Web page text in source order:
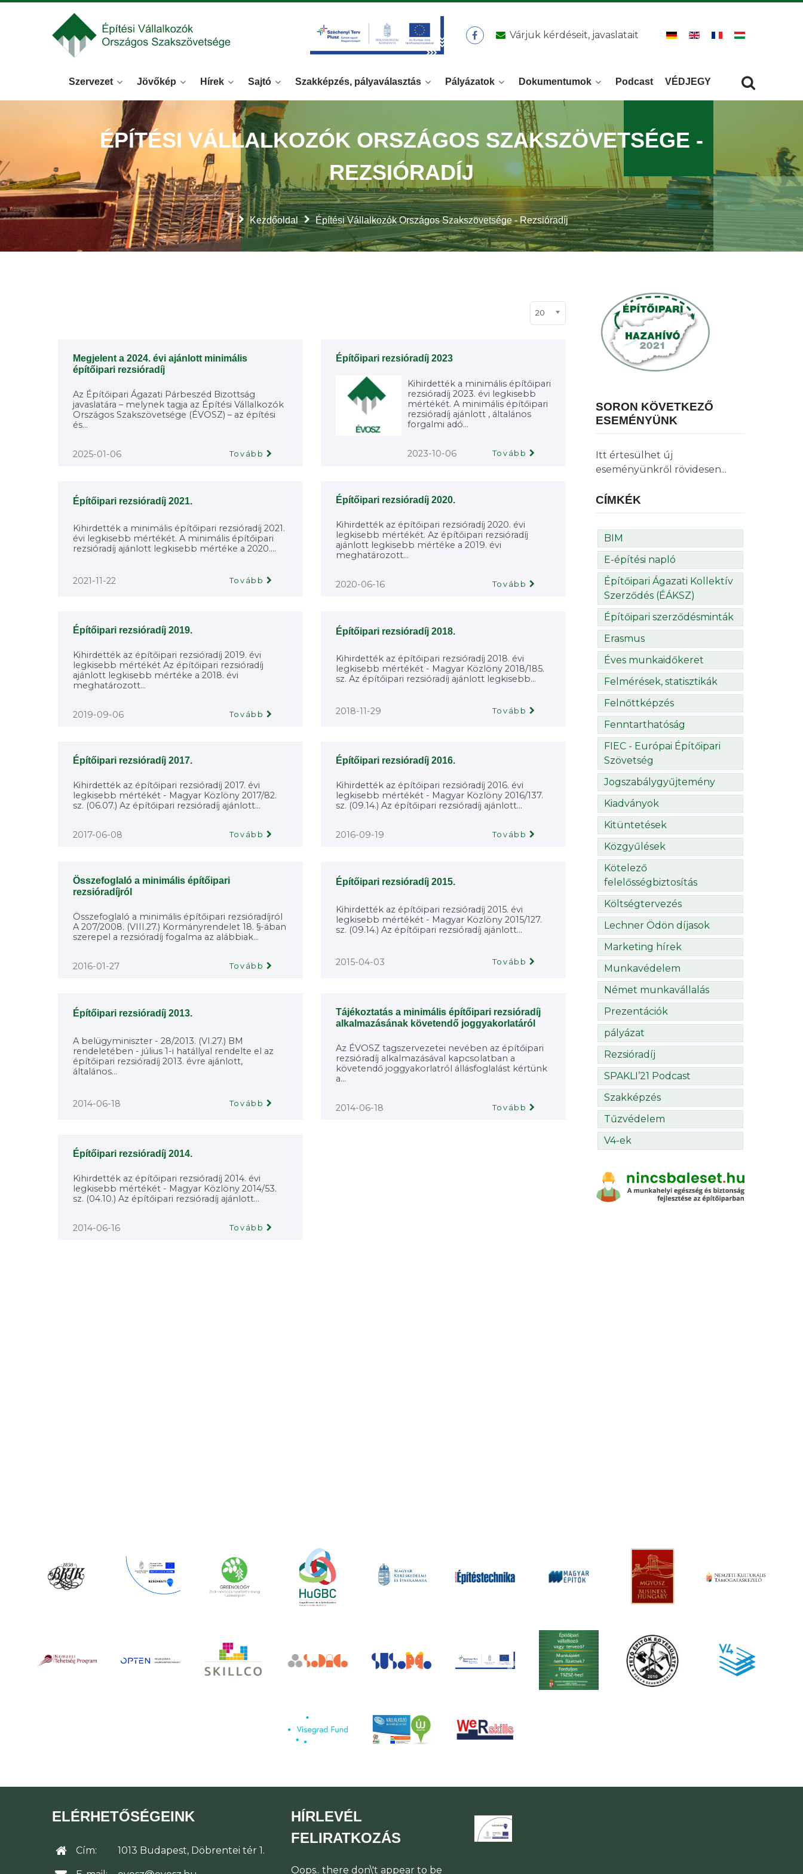
Várjuk kérdéseit, javaslatait
Szervezet Jövőkép Hírek Sajtó Szakképzés, pályaválasztás Pályázatok Dokumentumok Podcast VÉDJEGY
Kezdőoldal Építési Vállalkozók Országos Szakszövetsége - Rezsióradíj
ÉPÍTÉSI VÁLLALKOZÓK ORSZÁGOS SZAKSZÖVETSÉGE -
REZSIÓRADÍJ
Tételek #
20
Megjelent a 2024. évi ajánlott minimális
építőipari rezsióradíj
Az Építőipari Ágazati Párbeszéd Bizottság
javaslatára – melynek tagja az Építési Vállalkozók
Országos Szakszövetsége (ÉVOSZ) – az építési
és...
2025-01-06 Tovább
Építőipari rezsióradíj 2023
Kihirdették a minimális építőipari
rezsióradíj 2023. évi legkisebb
mértékét. A minimális építőipari
rezsióradíj ajánlott , általános
forgalmi adó...
2023-10-06 Tovább
Építőipari rezsióradíj 2021.
Kihirdették a minimális építőipari rezsióradíj 2021.
évi legkisebb mértékét. A minimális építőipari
rezsióradíj ajánlott legkisebb mértéke a 2020....
2021-11-22 Tovább
Építőipari rezsióradíj 2020.
Kihirdették az építőipari rezsióradíj 2020. évi
legkisebb mértékét. Az építőipari rezsióradíj
ajánlott legkisebb mértéke a 2019. évi
meghatározott...
2020-06-16 Tovább
Építőipari rezsióradíj 2019.
Kihirdették az építőipari rezsióradíj 2019. évi
legkisebb mértékét Az építőipari rezsióradíj
ajánlott legkisebb mértéke a 2018. évi
meghatározott...
2019-09-06 Tovább
Építőipari rezsióradíj 2018.
Kihirdették az építőipari rezsióradíj 2018. évi
legkisebb mértékét - Magyar Közlöny 2018/185.
sz. Az építőipari rezsióradíj ajánlott legkisebb...
2018-11-29 Tovább
Építőipari rezsióradíj 2017.
Kihirdették az építőipari rezsióradíj 2017. évi
legkisebb mértékét - Magyar Közlöny 2017/82.
sz. (06.07.) Az építőipari rezsióradíj ajánlott...
2017-06-08 Tovább
Építőipari rezsióradíj 2016.
Kihirdették az építőipari rezsióradíj 2016. évi
legkisebb mértékét - Magyar Közlöny 2016/137.
sz. (09.14.) Az építőipari rezsióradíj ajánlott...
2016-09-19 Tovább
Összefoglaló a minimális építőipari
rezsióradíjról
Összefoglaló a minimális építőipari rezsióradíjról
A 207/2008. (VIII.27.) Kormányrendelet 18. §-ában
szerepel a rezsióradíj fogalma az alábbiak...
2016-01-27 Tovább
Építőipari rezsióradíj 2015.
Kihirdették az építőipari rezsióradíj 2015. évi
legkisebb mértékét - Magyar Közlöny 2015/127.
sz. (09.14.) Az építőipari rezsióradíj ajánlott...
2015-04-03 Tovább
Építőipari rezsióradíj 2013.
A belügyminiszter - 28/2013. (VI.27.) BM
rendeletében - július 1-i hatállyal rendelte el az
építőipari rezsióradíj 2013. évre ajánlott,
általános...
2014-06-18 Tovább
Tájékoztatás a minimális építőipari rezsióradíj
alkalmazásának követendő joggyakorlatáról
Az ÉVOSZ tagszervezetei nevében az építőipari
rezsióradíj alkalmazásával kapcsolatban a
követendő joggyakorlatról állásfoglalást kértünk
a...
2014-06-18 Tovább
Építőipari rezsióradíj 2014.
Kihirdették az építőipari rezsióradíj 2014. évi
legkisebb mértékét - Magyar Közlöny 2014/53.
sz. (04.10.) Az építőipari rezsióradíj ajánlott...
2014-06-16 Tovább
SORON KÖVETKEZŐ
ESEMÉNYÜNK
Itt értesülhet új
eseményünkről rövidesen...
CÍMKÉK
BIM
E-építési napló
Építőipari Ágazati Kollektív
Szerződés (ÉÁKSZ)
Építőipari szerződésminták
Erasmus
Éves munkaidőkeret
Felmérések, statisztikák
Felnőttképzés
Fenntarthatóság
FIEC - Európai Építőipari
Szövetség
Jogszabálygyűjtemény
Kiadványok
Kitüntetések
Közgyűlések
Kötelező
felelősségbiztosítás
Költségtervezés
Lechner Ödön díjasok
Marketing hírek
Munkavédelem
Német munkavállalás
Prezentációk
pályázat
Rezsióradíj
SPAKLI’21 Podcast
Szakképzés
Tűzvédelem
V4-ek
ELÉRHETŐSÉGEINK
Cím: 1013 Budapest, Döbrentei tér 1.
HÍRLEVÉL
FELIRATKOZÁS
Oops.. there don\'t appear to be